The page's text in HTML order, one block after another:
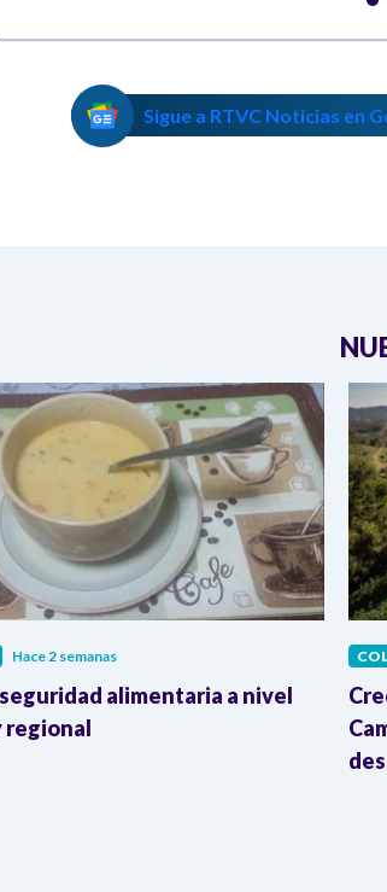
Sigue a RTVC Noticias en
Hace 2 semanas
alimentaria a nivel
regional